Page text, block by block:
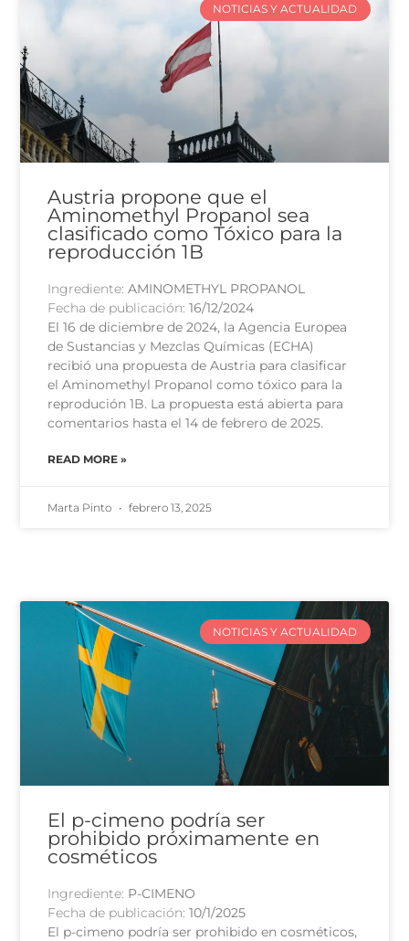
NOTICIAS Y ACTUALIDAD
Austria propone que el
Aminomethyl Propanol sea
clasificado como Tóxico para la
reproducción 1B
Ingrediente:AMINOMETHYL PROPANOL
Fecha de publicación:16/12/2024
El 16 de diciembre de 2024, la Agencia Europea
de Sustancias y Mezclas Químicas (ECHA)
recibió una propuesta de Austria para clasificar
el Aminomethyl Propanol como tóxico para la
reprodución 1B. La propuesta está abierta para
comentarios hasta el 14 de febrero de 2025.
READ MORE »
Marta Pinto febrero 13, 2025
NOTICIAS Y ACTUALIDAD
El p-cimeno podría ser
prohibido próximamente en
cosméticos
Ingrediente: P-CIMENO
Fecha de publicación:10/1/2025
El p-cimeno podría ser prohibido en cosméticos,